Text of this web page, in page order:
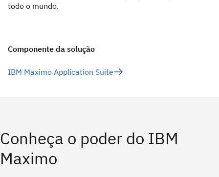
todo o mundo.
Componente da solução
IBM Maximo Application Suite
Conheça o poder do IBM
Maximo